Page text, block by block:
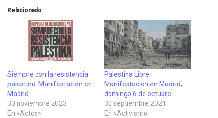
Relacionado
Siempre con la resistencia
palestina. Manifestación en
Madrid
30 noviembre 2023
En «Actos»
Palestina Libre.
Manifestación en Madrid,
domingo 6 de octubre
30 septiembre 2024
En «Activismo